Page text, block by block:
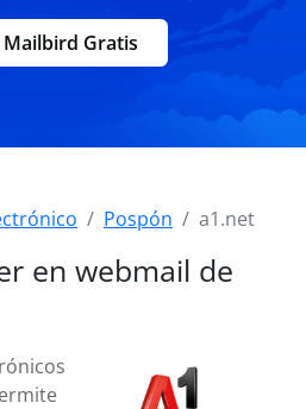
Gratis
Pospón a1.net
en webmail de